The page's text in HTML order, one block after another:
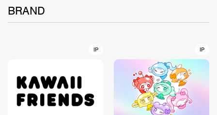
BRAND
IP IP